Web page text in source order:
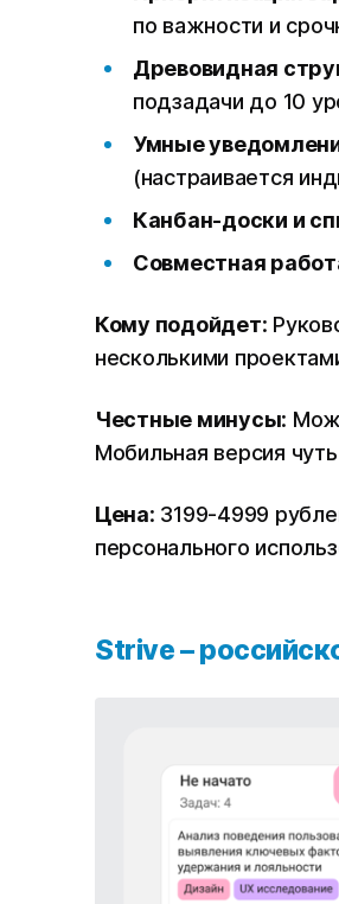
по важности и
Древовидная
подзадачи до 10
Умные
(настраивается
Канбан-доски и
Совместная
Кому подойдет:
несколькими
Честные минусы:
Мобильная версия
Цена: 3199-4999
персонального
Strive –